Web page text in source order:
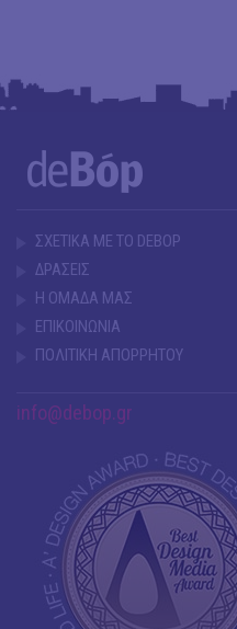
ΣΧΕΤΙΚΑ ΜΕ ΤΟ DEBOP
ΔΡΑΣΕΙΣ
Η ΟΜΑΔΑ ΜΑΣ
ΕΠΙΚΟΙΝΩΝΙΑ
ΠΟΛΙΤΙΚΗ ΑΠΟΡΡΗΤΟΥ
info@debop.gr